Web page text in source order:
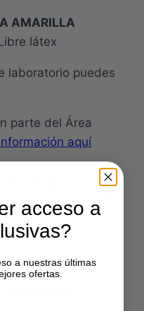
AMARILLA
látex
laboratorio puedes
parte del Área
aquí
acceso a
a nuestras últimas
ofertas.